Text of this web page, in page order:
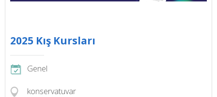
2025 Kış Kursları
Genel
konservatuvar